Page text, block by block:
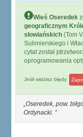
Wieś Oseredek
geograficznym
słowiańskich (Tom
Sulimierskiego i
cytat został
oprogramowania
Jeśli widzisz błędy
Oseredek, pow.
Ordynacki.